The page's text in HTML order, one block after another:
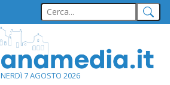
7 AGOSTO 2026